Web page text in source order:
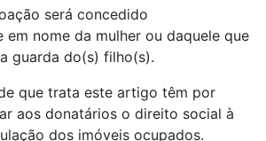
será concedido
em nome da mulher ou daquele que
guarda do(s) filho(s).
que trata este artigo têm por
aos donatários o direito social à
dos imóveis ocupados.